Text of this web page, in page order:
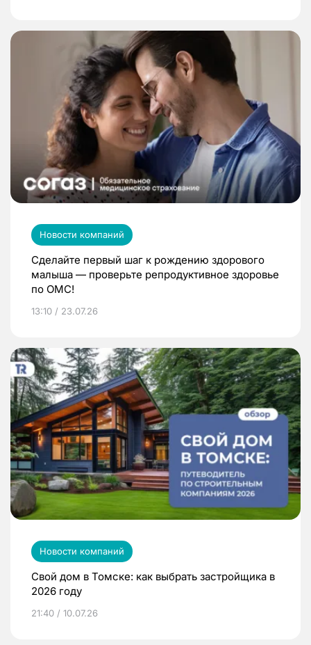
Новости компаний
Сделайте первый шаг к рождению здорового
малыша — проверьте репродуктивное здоровье
по ОМС!
13:10 / 23.07.26
Новости компаний
Свой дом в Томске: как выбрать застройщика в
2026 году
21:40 / 10.07.26